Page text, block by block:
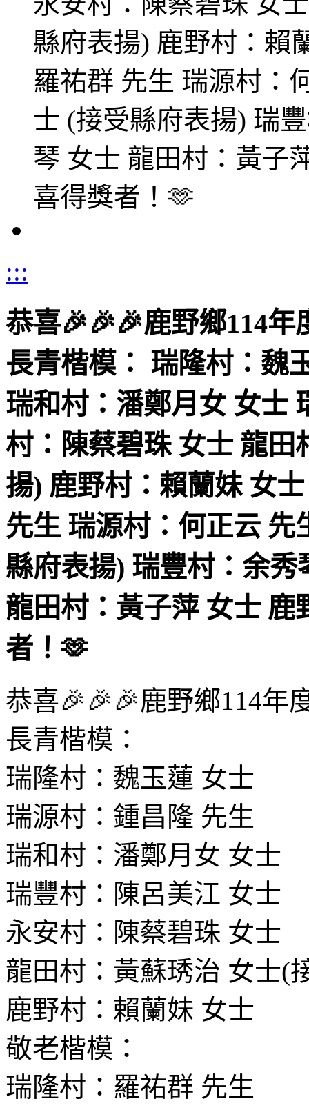
縣府表揚) 鹿野村：賴
羅祐群 先生 瑞源村：
士 (接受縣府表揚) 瑞
琴 女士 龍田村：黃子
喜得獎者！🫶
:::
恭喜🎉🎉🎉鹿野鄉114
長青楷模： 瑞隆村：魏
瑞和村：潘鄭月女 女士
村：陳蔡碧珠 女士 龍田
揚) 鹿野村：賴蘭妹 女士
先生 瑞源村：何正云 先
縣府表揚) 瑞豐村：余秀
龍田村：黃子萍 女士 鹿
者！🫶
恭喜🎉🎉🎉鹿野鄉114年
長青楷模：
瑞隆村：魏玉蓮 女士
瑞源村：鍾昌隆 先生
瑞和村：潘鄭月女 女士
瑞豐村：陳呂美江 女士
永安村：陳蔡碧珠 女士
龍田村：黃蘇琇治 女士(
鹿野村：賴蘭妹 女士
敬老楷模：
瑞隆村：羅祐群 先生